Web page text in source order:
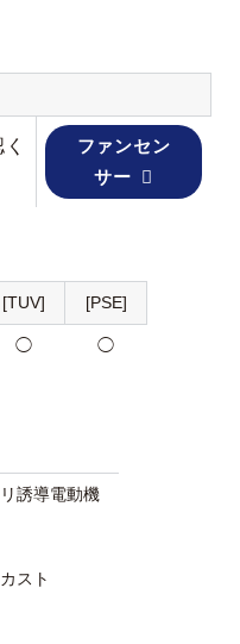
ファンセン
サー
[TUV] [PSE]
◯ ◯
誘導電動機
スト